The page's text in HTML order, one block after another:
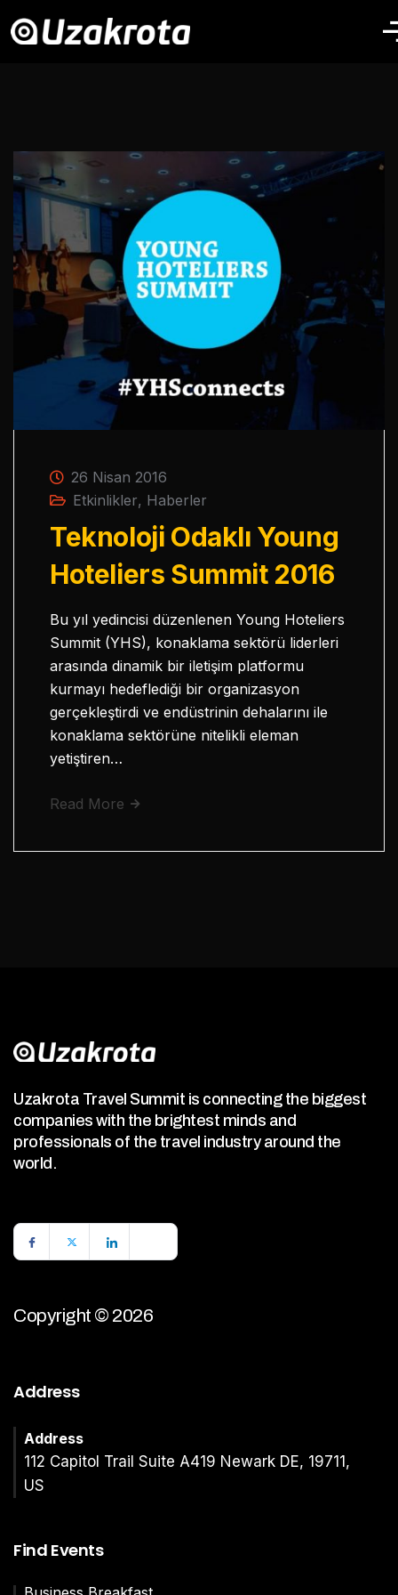
26 Nisan 2016
Etkinlikler, Haberler
Teknoloji Odaklı Young
Hoteliers Summit 2016
Bu yıl yedincisi düzenlenen Young Hoteliers
Summit (YHS), konaklama sektörü liderleri
arasında dinamik bir iletişim platformu
kurmayı hedeflediği bir organizasyon
gerçekleştirdi ve endüstrinin dehalarını ile
konaklama sektörüne nitelikli eleman
yetiştiren…
Read More
Uzakrota Travel Summit is connecting the biggest
companies with the brightest minds and
professionals of the travel industry around the
world.
Copyright © 2026
Address
Address
112 Capitol Trail Suite A419 Newark DE, 19711,
US
Find Events